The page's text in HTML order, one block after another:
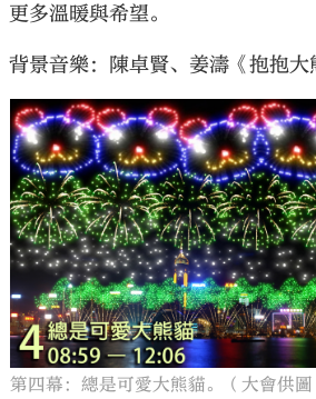
更多溫暖與希望。
背景音樂：陳卓賢、姜濤《抱抱大
第四幕：總是可愛大熊貓。（大會供圖